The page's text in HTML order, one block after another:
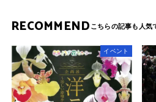
RECOMMEND
イベント